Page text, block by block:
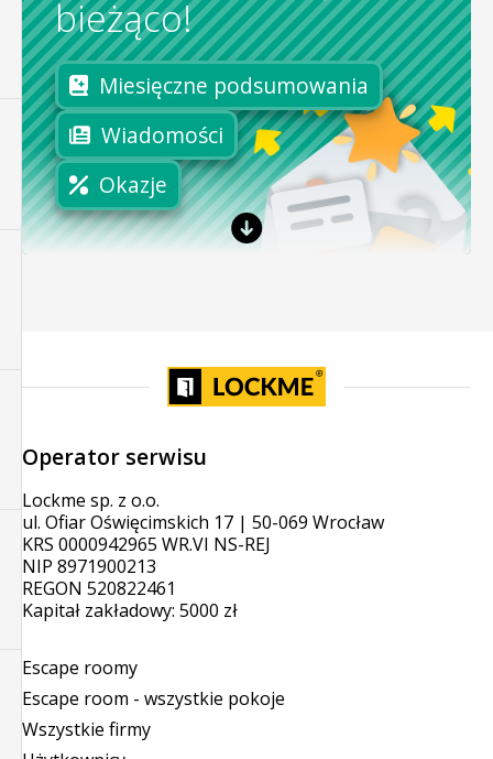
bieżąco!
Miesięczne podsumowania
Wiadomości
Okazje
Operator serwisu
Lockme sp. z o.o.
ul. Ofiar Oświęcimskich 17 | 50-069 Wrocław
KRS 0000942965 WR.VI NS-REJ
NIP 8971900213
REGON 520822461
Kapitał zakładowy: 5000 zł
Escape roomy
Escape room - wszystkie pokoje
Wszystkie firmy